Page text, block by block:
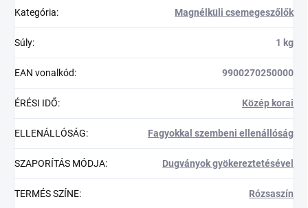
Kategória: Magnélküli csemegeszőlők
Súly: 1 kg
EAN vonalkód: 9900270250000
ÉRÉSI IDŐ: Közép korai
ELLENÁLLÓSÁG: Fagyokkal szembeni ellenállóság
SZAPORÍTÁS MÓDJA: Dugványok gyökereztetésével
TERMÉS SZÍNE: Rózsaszín